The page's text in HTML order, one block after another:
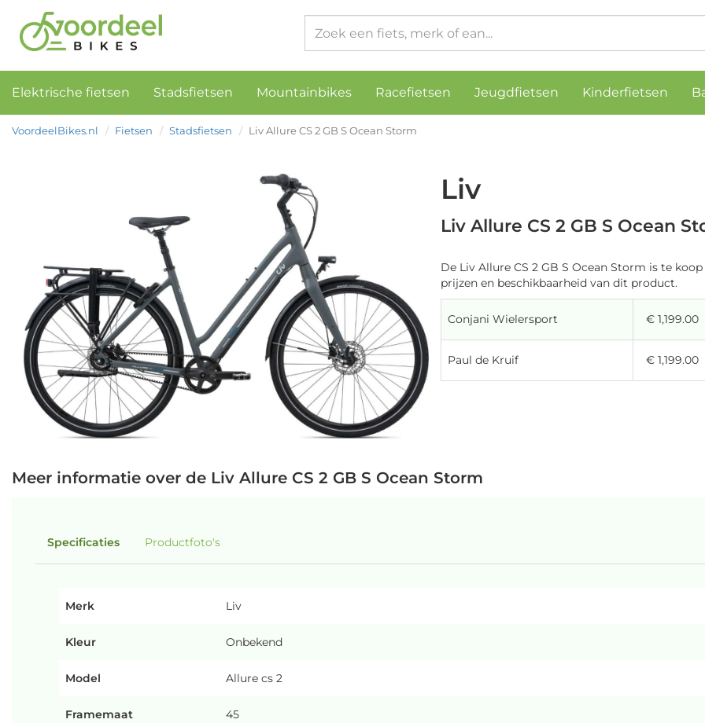
Elektrische fietsen Stadsfietsen Mountainbikes Racefietsen Jeugdfietsen Kinderfietsen
VoordeelBikes.nl Fietsen Stadsfietsen Liv Allure CS 2 GB S Ocean Storm
Liv
Liv Allure CS 2 GB S Ocean
De Liv Allure CS 2 GB S Ocean Storm is te
prijzen en beschikbaarheid van dit product.
Conjani Wielersport € 1,199.00
Paul de Kruif € 1,199.00
Meer informatie over de Liv Allure CS 2 GB S Ocean Storm
Specificaties Productfoto's
Merk Liv
Kleur Onbekend
Model Allure cs 2
Framemaat 45